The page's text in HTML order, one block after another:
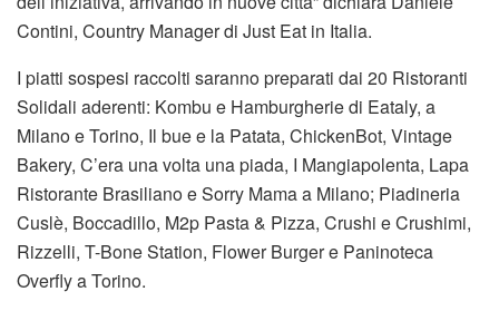
Contini, Country Manager di Just Eat in Italia.
I piatti sospesi raccolti saranno preparati dai 20 Ristoranti
Solidali aderenti: Kombu e Hamburgherie di Eataly, a
Milano e Torino, Il bue e la Patata, ChickenBot, Vintage
Bakery, C’era una volta una piada, I Mangiapolenta, Lapa
Ristorante Brasiliano e Sorry Mama a Milano; Piadineria
Cuslè, Boccadillo, M2p Pasta & Pizza, Crushi e Crushimi,
Rizzelli, T-Bone Station, Flower Burger e Paninoteca
Overfly a Torino.